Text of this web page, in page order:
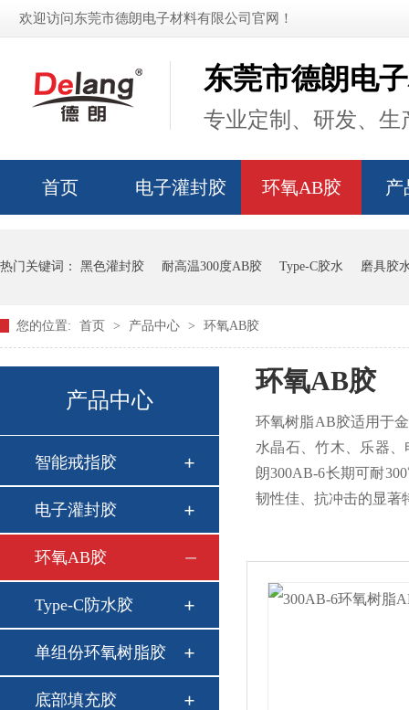
欢迎访问东莞市德朗电子材料有限公司官网！
东莞市德朗电
专业定制、研发、生
首页 电子灌封胶 环氧AB胶 产
热门关键词： 黑色灌封胶 耐高温300度AB胶 Type-C胶水 磨具胶
您的位置: 首页 > 产品中心 > 环氧AB胶
产品中心
智能戒指胶
电子灌封胶
环氧AB胶
Type-C防水胶
单组份环氧树脂胶
底部填充胶
环氧AB胶
环氧树脂AB胶适用于
水晶石、竹木、乐器
朗300AB-6长期可耐
韧性佳、抗冲击的显著